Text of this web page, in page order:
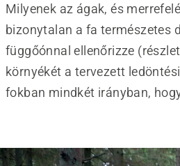
Milyenek az ágak, és
bizonytalan a fa természetes
függőónnal ellenőrizze
környékét a tervezett
fokban mindkét irányban,